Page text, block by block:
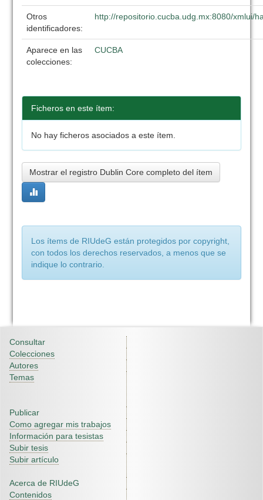
Otros
identificadores:
http://repositorio.cucba.udg.mx:8080/xmlui/
Aparece en las
colecciones:
CUCBA
Ficheros en este ítem:
No hay ficheros asociados a este ítem.
Mostrar el registro Dublin Core completo del ítem
Los ítems de RIUdeG están protegidos por copyright,
con todos los derechos reservados, a menos que se
indique lo contrario.
Consultar
Colecciones
Autores
Temas
Publicar
Como agregar mis trabajos
Información para tesistas
Subir tesis
Subir artículo
Acerca de RIUdeG
Contenidos